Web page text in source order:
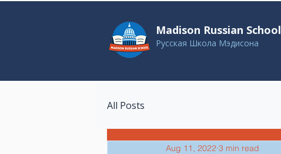
Madison Russian School
Русская Школа Мэдисона
All Posts
Aug 11, 2022 3 min read